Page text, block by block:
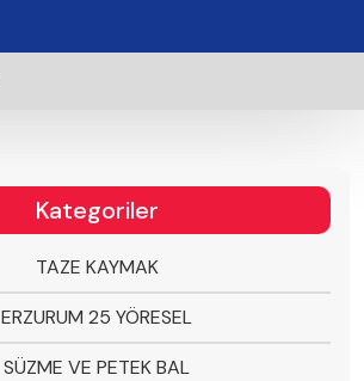
Kategoriler
TAZE KAYMAK
ERZURUM 25 YÖRESEL
SÜZME VE PETEK BAL